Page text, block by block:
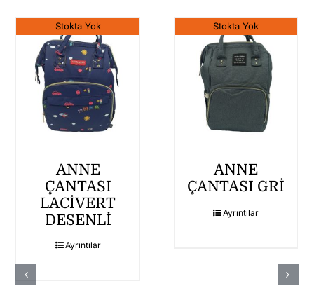
Stokta Yok
ANNE
ÇANTASI
LACİVERT
DESENLİ
Ayrıntılar
Stokta Yok
ANNE
ÇANTASI GRİ
Ayrıntılar